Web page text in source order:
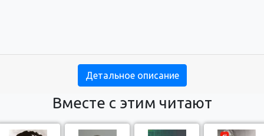
Детальное описание
Вместе с этим читают